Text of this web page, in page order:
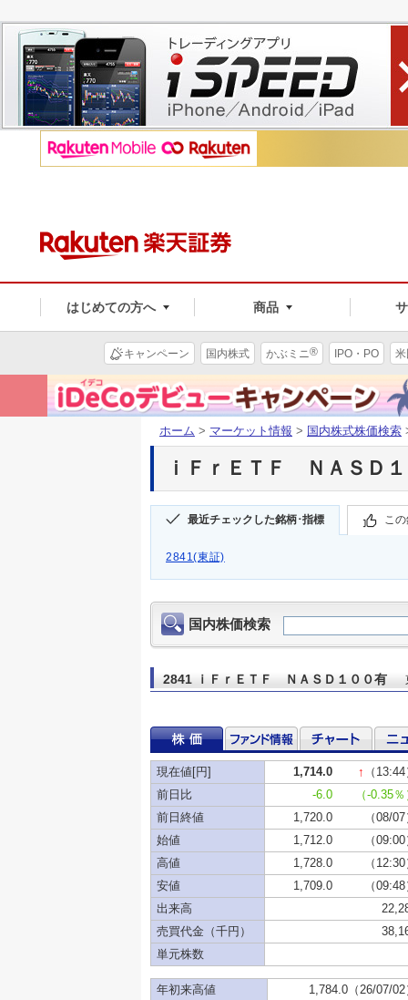
はじめての方へ 商品
キャンペーン 国内株式 かぶミニ® IPO・PO
ホーム > マーケット情報 > 国内株式株価検索
ｉＦｒＥＴＦ ＮＡＳＤ
最近チェックした銘柄･指標 こ
2841(東証)